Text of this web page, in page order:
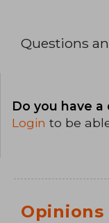
Questions
Do you have
Login to be